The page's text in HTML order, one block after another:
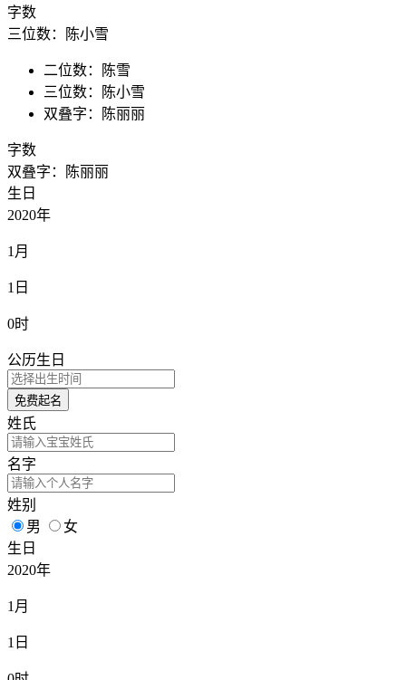
字数
三位数：陈小雪
二位数：陈雪
三位数：陈小雪
双叠字：陈丽丽
字数
双叠字：陈丽丽
生日
2020年
1月
1日
0时
公历生日
免费起名
姓氏
名字
姓别
男
女
生日
2020年
1月
1日